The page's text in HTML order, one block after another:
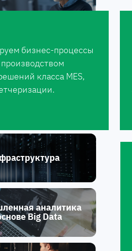
аналитика
Big Data
бизнес-процессы
класса MES,